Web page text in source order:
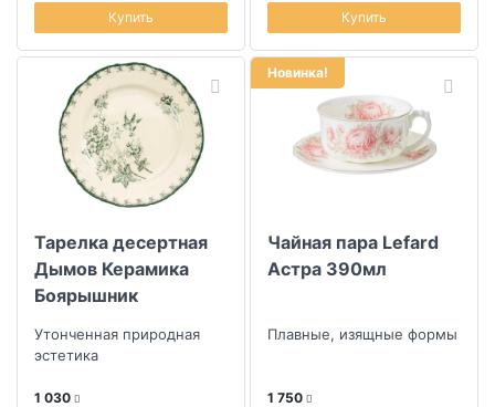
Купить Купить
Тарелка десертная
Дымов Керамика
Боярышник
Утонченная природная
эстетика
1 030
Новинка!
Чайная пара Lefard
Астра 390мл
Плавные, изящные формы
1 750